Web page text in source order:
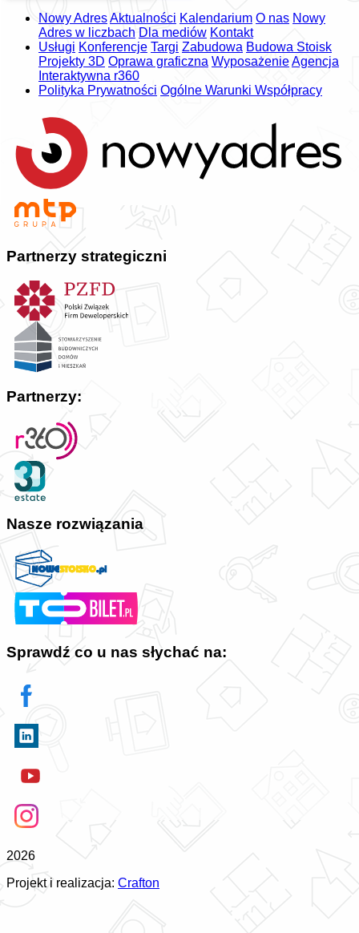
Nowy AdresAktualności Kalendarium O nas Nowy
Adres w liczbach Dla mediów Kontakt
Usługi Konferencje Targi Zabudowa Budowa Stoisk
Projekty 3D Oprawa graficzna WyposażenieAgencja
Interaktywna r360
Polityka Prywatności Ogólne Warunki Współpracy
Partnerzy strategiczni
Partnerzy:
Nasze rozwiązania
Sprawdź co u nas słychać na:
2026
Projekt i realizacja: Crafton